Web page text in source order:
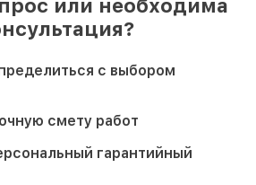
или необходима
с выбором
смету работ
гарантийный